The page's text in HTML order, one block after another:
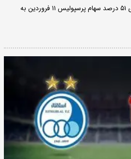
با تصمیم سازمان خصوصی‌سازی ۵۱ درصد سهام پرسپولیس ۱۱ فروردین به